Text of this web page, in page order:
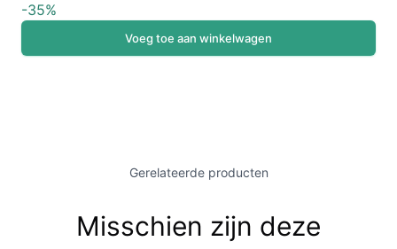
-35%
Voeg toe aan winkelwagen
Gerelateerde producten
Misschien zijn deze